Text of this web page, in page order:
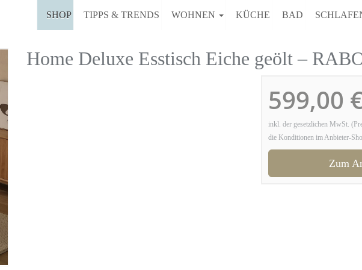
SHOP TIPPS & TRENDS WOHNEN KÜCHE BAD
Home Deluxe Esstisch Eiche geölt –
599,00
inkl. der gesetzlichen MwSt.
die Konditionen im Anbieter-
Zum